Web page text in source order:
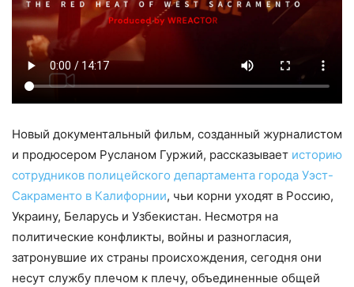
Новый документальный фильм, созданный журналистом
и продюсером Русланом Гуржий, рассказывает историю
сотрудников полицейского департамента города Уэст-
Сакраменто в Калифорнии, чьи корни уходят в Россию,
Украину, Беларусь и Узбекистан. Несмотря на
политические конфликты, войны и разногласия,
затронувшие их страны происхождения, сегодня они
несут службу плечом к плечу, объединенные общей